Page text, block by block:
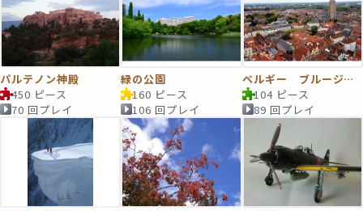
パルテノン神殿
450 ピース
70 回プレイ
緑の公園
160 ピース
106 回プレイ
ベルギー ブルージュ 世界遺産
104 ピース
89 回プレイ